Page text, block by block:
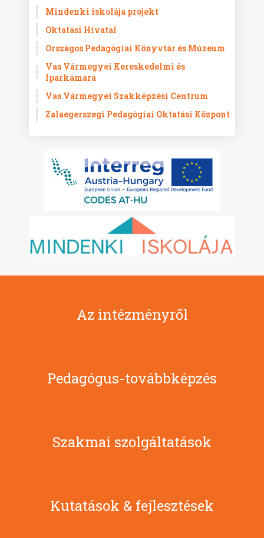
Mindenki iskolája projekt
Oktatási Hivatal
Országos Pedagógiai Könyvtár és Múzeum
Vas Vármegyei Kereskedelmi és
Iparkamara
Vas Vármegyei Szakképzési Centrum
Zalaegerszegi Pedagógiai Oktatási Központ
Az intézményről
Pedagógus-továbbképzés
Szakmai szolgáltatások
Kutatások & fejlesztések